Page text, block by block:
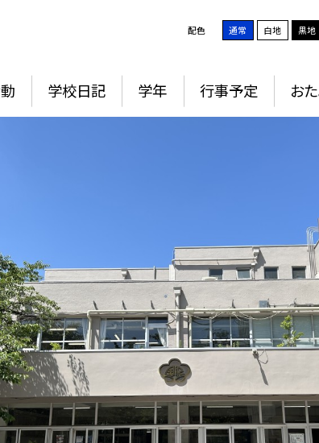
配色 通常 白地 黒地
学校日記 学年 行事予定 お